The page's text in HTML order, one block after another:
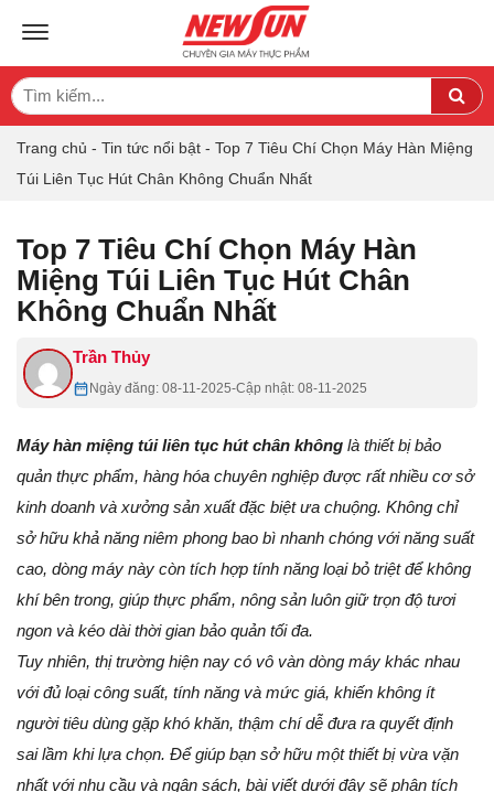
TOGGLE NAVIGATION
Search
for:
Trang chủ - Tin tức nổi bật - Top 7 Tiêu Chí Chọn Máy Hàn Miệng
Túi Liên Tục Hút Chân Không Chuẩn Nhất
Top 7 Tiêu Chí Chọn Máy Hàn
Miệng Túi Liên Tục Hút Chân
Không Chuẩn Nhất
Trần Thủy
Ngày đăng: 08-11-2025-Cập nhật: 08-11-2025
Máy hàn miệng túi liên tục hút chân không là thiết bị bảo
quản thực phẩm, hàng hóa chuyên nghiệp được rất nhiều cơ sở
kinh doanh và xưởng sản xuất đặc biệt ưa chuộng. Không chỉ
sở hữu khả năng niêm phong bao bì nhanh chóng với năng suất
cao, dòng máy này còn tích hợp tính năng loại bỏ triệt để không
khí bên trong, giúp thực phẩm, nông sản luôn giữ trọn độ tươi
ngon và kéo dài thời gian bảo quản tối đa.
Tuy nhiên, thị trường hiện nay có vô vàn dòng máy khác nhau
với đủ loại công suất, tính năng và mức giá, khiến không ít
người tiêu dùng gặp khó khăn, thậm chí dễ đưa ra quyết định
sai lầm khi lựa chọn. Để giúp bạn sở hữu một thiết bị vừa vặn
nhất với nhu cầu và ngân sách, bài viết dưới đây sẽ phân tích